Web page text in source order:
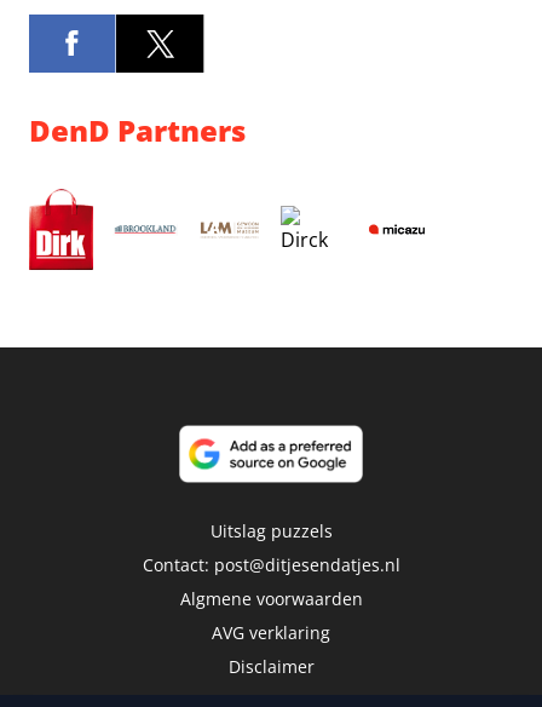
DenD Partners
Uitslag puzzels
Contact: post@ditjesendatjes.nl
Algmene voorwaarden
AVG verklaring
Disclaimer